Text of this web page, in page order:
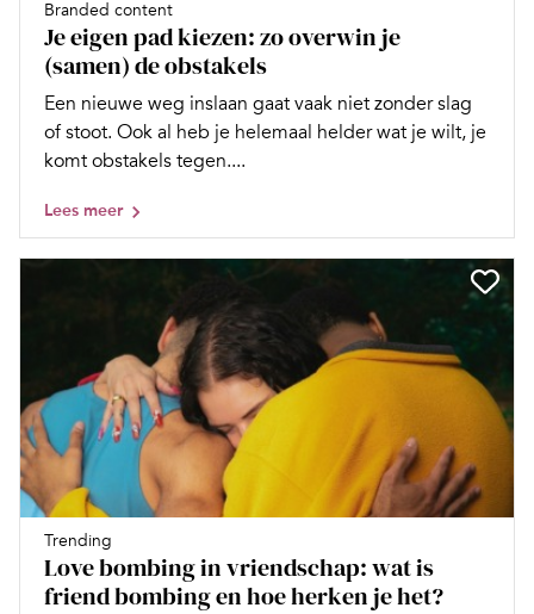
Branded content
Je eigen pad kiezen: zo overwin je
(samen) de obstakels
Een nieuwe weg inslaan gaat vaak niet zonder slag
of stoot. Ook al heb je helemaal helder wat je wilt, je
komt obstakels tegen....
Lees meer
Trending
Love bombing in vriendschap: wat is
friend bombing en hoe herken je het?